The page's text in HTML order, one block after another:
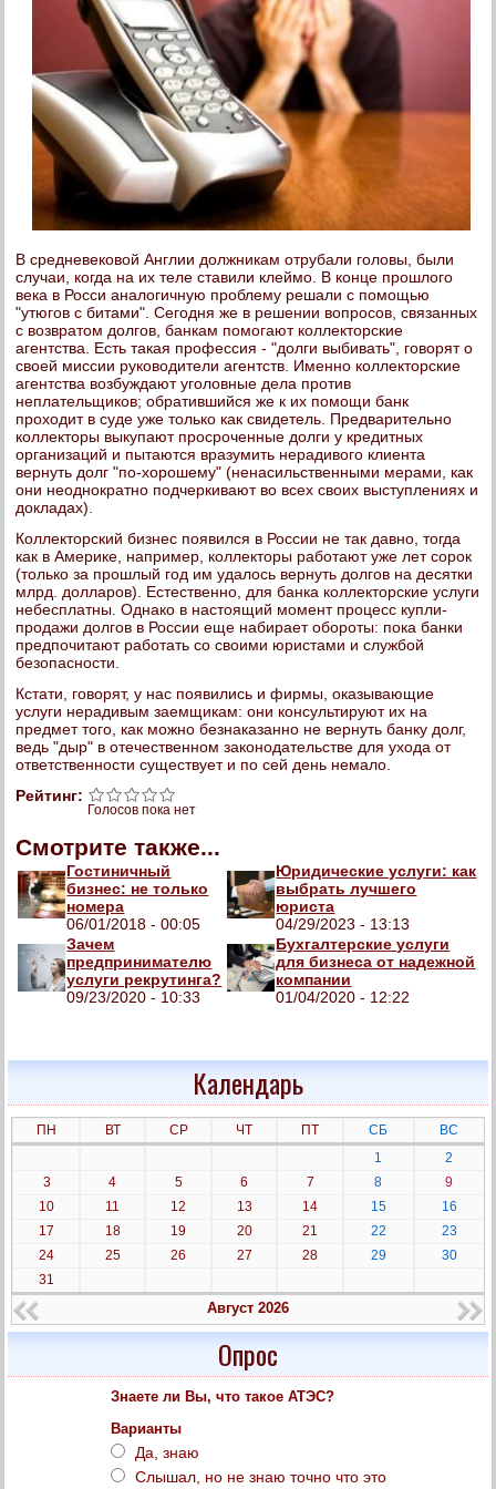
В средневековой Англии должникам отрубали головы, были
случаи, когда на их теле ставили клеймо. В конце прошлого
века в Росси аналогичную проблему решали с помощью
"утюгов с битами". Сегодня же в решении вопросов, связанных
с возвратом долгов, банкам помогают коллекторские
агентства. Есть такая профессия - "долги выбивать", говорят о
своей миссии руководители агентств. Именно коллекторские
агентства возбуждают уголовные дела против
неплательщиков; обратившийся же к их помощи банк
проходит в суде уже только как свидетель. Предварительно
коллекторы выкупают просроченные долги у кредитных
организаций и пытаются вразумить нерадивого клиента
вернуть долг "по-хорошему" (ненасильственными мерами, как
они неоднократно подчеркивают во всех своих выступлениях и
докладах).
Коллекторский бизнес появился в России не так давно, тогда
как в Америке, например, коллекторы работают уже лет сорок
(только за прошлый год им удалось вернуть долгов на десятки
млрд. долларов). Естественно, для банка коллекторские услуги
небесплатны. Однако в настоящий момент процесс купли-
продажи долгов в России еще набирает обороты: пока банки
предпочитают работать со своими юристами и службой
безопасности.
Кстати, говорят, у нас появились и фирмы, оказывающие
услуги нерадивым заемщикам: они консультируют их на
предмет того, как можно безнаказанно не вернуть банку долг,
ведь "дыр" в отечественном законодательстве для ухода от
ответственности существует и по сей день немало.
Рейтинг:
Голосов пока нет
Смотрите также...
Гостиничный
бизнес: не только
номера
06/01/2018 - 00:05
Юридические услуги: как
выбрать лучшего
юриста
04/29/2023 - 13:13
Зачем
предпринимателю
услуги рекрутинга?
09/23/2020 - 10:33
Бухгалтерские услуги
для бизнеса от надежной
компании
01/04/2020 - 12:22
Календарь
ПН ВТ СР ЧТ ПТ СБ
ВС
1
2
3
4 5 6 7 8
9
10
11 12 13 14 15
16
17
18 19 20 21 22
23
24
25 26 27 28 29
30
31
Август 2026
Опрос
Знаете ли Вы, что такое АТЭС?
Варианты
Да, знаю
Слышал, но не знаю точно что это